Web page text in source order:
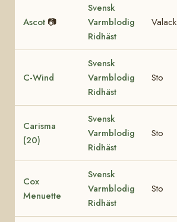
Ascot 📷
Svensk
Varmblodig
Ridhäst
Valack
C-Wind
Svensk
Varmblodig
Ridhäst
Sto
Carisma
(20)
Svensk
Varmblodig
Ridhäst
Sto
Cox
Menuette
Svensk
Varmblodig
Ridhäst
Sto